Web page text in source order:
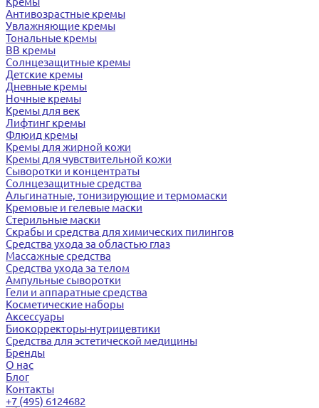
Антивозрастные кремы
Увлажняющие кремы
Тональные кремы
BB кремы
Солнцезащитные кремы
Детские кремы
Дневные кремы
Ночные кремы
Кремы для век
Лифтинг кремы
Флюид кремы
Кремы для жирной кожи
Кремы для чувствительной кожи
Сыворотки и концентраты
Солнцезащитные средства
Альгинатные, тонизирующие и термомаски
Кремовые и гелевые маски
Стерильные маски
Скрабы и средства для химических пилингов
Средства ухода за областью глаз
Массажные средства
Средства ухода за телом
Ампульные сыворотки
Гели и аппаратные средства
Косметические наборы
Аксессуары
Биокорректоры-нутрицевтики
Средства для эстетической медицины
Бренды
О нас
Блог
Контакты
+7 (495) 6124682